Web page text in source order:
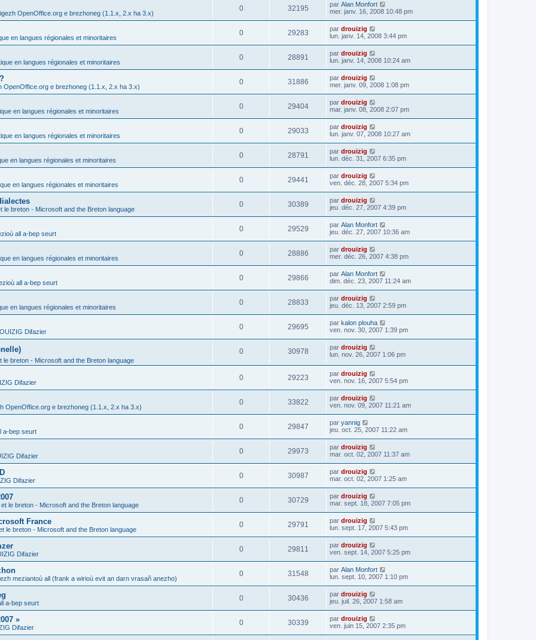
OpenOffice.org e brezhoneg (1.1.x, 2.x ha 3.x)
0 32195 par Alan Monfort
mer. janv. 16, 2008 10:48 pm
en langues régionales et minoritaires
0 29283 par drouizig
lun. janv. 14, 2008 3:44 pm
en langues régionales et minoritaires
0 28891 par drouizig
lun. janv. 14, 2008 10:24 am
OpenOffice.org e brezhoneg (1.1.x, 2.x ha 3.x)
0 31886 par drouizig
mer. janv. 09, 2008 1:08 pm
en langues régionales et minoritaires
0 29404 par drouizig
mar. janv. 08, 2008 2:07 pm
en langues régionales et minoritaires
0 29033 par drouizig
lun. janv. 07, 2008 10:27 am
en langues régionales et minoritaires
0 28791 par drouizig
lun. déc. 31, 2007 6:35 pm
en langues régionales et minoritaires
0 29441 par drouizig
ven. déc. 28, 2007 5:34 pm
le breton - Microsoft and the Breton language
0 30389 par drouizig
jeu. déc. 27, 2007 4:39 pm
all a-bep seurt
0 29529 par Alan Monfort
jeu. déc. 27, 2007 10:36 am
en langues régionales et minoritaires
0 28886 par drouizig
mer. déc. 26, 2007 4:38 pm
all a-bep seurt
0 29866 par Alan Monfort
dim. déc. 23, 2007 11:24 am
en langues régionales et minoritaires
0 28833 par drouizig
jeu. déc. 13, 2007 2:59 pm
Difazier
0 29695 par kalon plouha
ven. nov. 30, 2007 1:39 pm
le breton - Microsoft and the Breton language
0 30978 par drouizig
lun. nov. 26, 2007 1:06 pm
Difazier
0 29223 par drouizig
ven. nov. 16, 2007 5:54 pm
OpenOffice.org e brezhoneg (1.1.x, 2.x ha 3.x)
0 33822 par drouizig
ven. nov. 09, 2007 11:21 am
a-bep seurt
0 29847 par yannig
jeu. oct. 25, 2007 11:22 am
Difazier
0 29973 par drouizig
mar. oct. 02, 2007 11:37 am
Difazier
0 30987 par drouizig
mar. oct. 02, 2007 1:25 am
le breton - Microsoft and the Breton language
0 30729 par drouizig
mar. sept. 18, 2007 7:05 pm
France
le breton - Microsoft and the Breton language
0 29791 par drouizig
lun. sept. 17, 2007 5:43 pm
Difazier
0 29811 par drouizig
ven. sept. 14, 2007 5:25 pm
meziantoù all (frank a wirioù evit an darn vrasañ anezho)
0 31548 par Alan Monfort
lun. sept. 10, 2007 1:10 pm
a-bep seurt
0 30436 par drouizig
jeu. juil. 26, 2007 1:58 am
»
Difazier
0 30339 par drouizig
ven. juin 15, 2007 2:35 pm